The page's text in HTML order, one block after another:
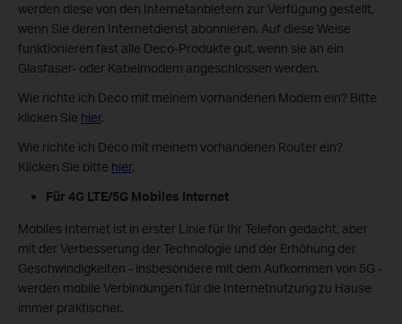
werden diese von den Internetanbietern zur Verfügung gestellt,
wenn Sie deren Internetdienst abonnieren. Auf diese Weise
funktionieren fast alle Deco-Produkte gut, wenn sie an ein
Glasfaser- oder Kabelmodem angeschlossen werden.
Wie richte ich Deco mit meinem vorhandenen Modem ein? Bitte
klicken Sie hier.
Wie richte ich Deco mit meinem vorhandenen Router ein?
Klicken Sie bitte hier.
Für 4G LTE/5G Mobiles Internet
Mobiles Internet ist in erster Linie für Ihr Telefon gedacht, aber
mit der Verbesserung der Technologie und der Erhöhung der
Geschwindigkeiten - insbesondere mit dem Aufkommen von 5G -
werden mobile Verbindungen für die Internetnutzung zu Hause
immer praktischer.